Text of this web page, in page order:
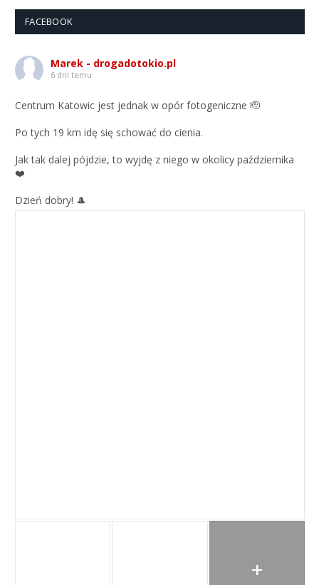
FACEBOOK
Marek - drogadotokio.pl
6 dni temu
Centrum Katowic jest jednak w opór fotogeniczne 🫡
Po tych 19 km idę się schować do cienia.
Jak tak dalej pójdzie, to wyjdę z niego w okolicy października
❤️
Dzień dobry! 🎩
+